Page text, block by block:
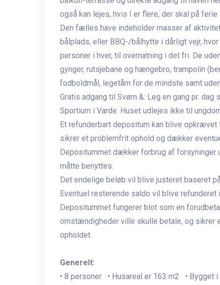
også kan lejes, hvis I er flere, der skal på
Den fælles have indeholder masser af
bålplads, eller BBQ-/bålhytte i dårligt vejr,
personer i hver, til overnatning i det fri. De
gynger, rutsjebane og hængebro, trampolin
fodboldmål, legetårn for de mindste samt
Gratis adgang til Svøm &: Leg en gang pr.
Sportium i Varde. Huset udlejes ikke til
Et refunderbart depositum kan blive
sikrer et problemfrit ophold og dækker
Depositummet dækker forbrug af forsyninger
måtte benyttes.
Det endelige beløb vil blive justeret baseret
Eventuel resterende saldo vil blive
Depositummet fungerer blot som en
omstændigheder ville skulle betale, og sikrer
opholdet.
Generelt:
• 8 personer • Husareal er 163 m2 •